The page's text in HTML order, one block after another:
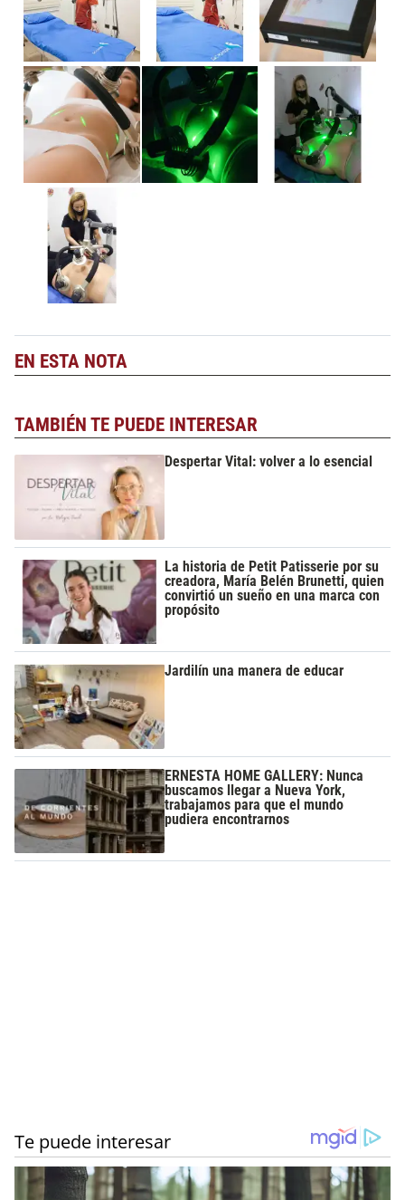
EN ESTA NOTA
TAMBIÉN TE PUEDE INTERESAR
Despertar Vital: volver a lo esencial
La historia de Petit Patisserie por su
creadora, María Belén Brunetti, quien
convirtió un sueño en una marca con
propósito
Jardilín una manera de educar
ERNESTA HOME GALLERY: Nunca
buscamos llegar a Nueva York,
trabajamos para que el mundo
pudiera encontrarnos